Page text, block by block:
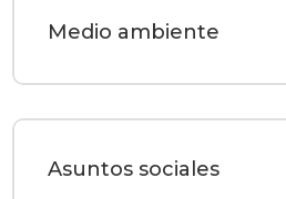
Medio ambiente
Asuntos sociales